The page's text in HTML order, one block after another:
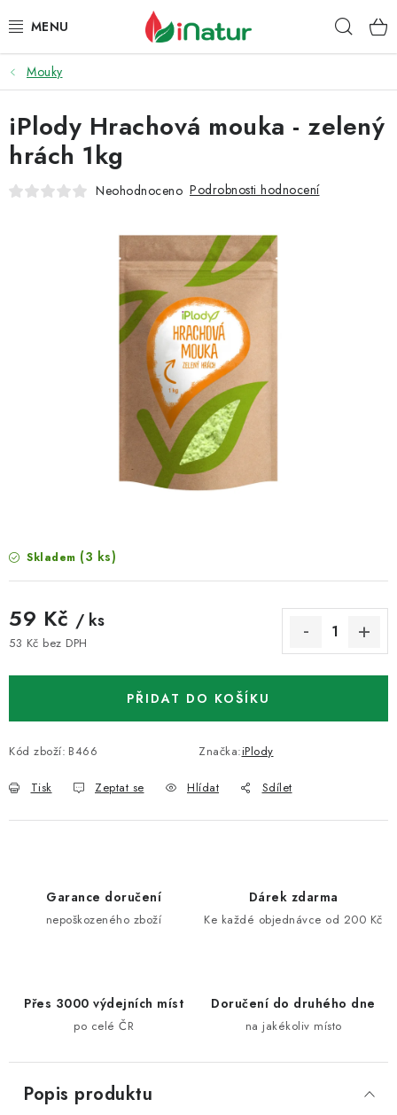
na
POTRAVINY
OŘECHY A SUŠENÉ PLODY
SNACKY
EKO DROGERIE A KOSMETIKA
Reklamace a vrácení zboží
Mouky
Skladem (3 ks)
59 Kč / ks
53 Kč bez DPH
PŘIDAT DO KOŠÍKU
Kód zboží: B466 Značka:iPlody
Tisk Zeptat se Hlídat Sdílet
iPlody Hrachová mouka - zelený
hrách 1kg
Neohodnoceno Podrobnosti hodnocení
Garance doručení
nepoškozeného zboží
Dárek zdarma
Ke každé objednávce od 200 Kč
Přes 3000 výdejních míst
po celé ČR
Doručení do druhého dne
na jakékoliv místo
Popis produktu